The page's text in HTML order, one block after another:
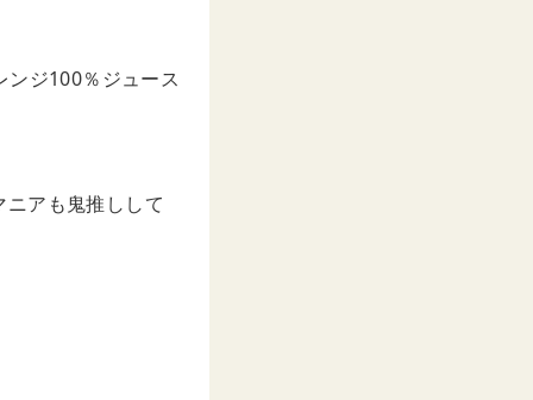
ンジ100％ジュース
アも鬼推しして